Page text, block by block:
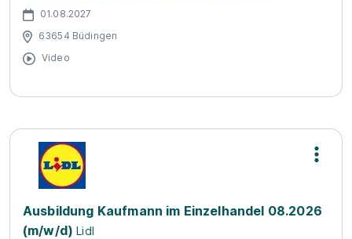
01.08.2027
63654 Büdingen
Video
Ausbildung Kaufmann im Einzelhandel 08.2026
(m/w/d) Lidl